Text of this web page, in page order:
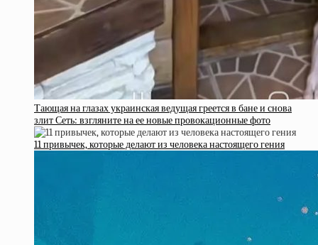
Тающая на глазах украинская ведущая греется в бане и снова
злит Сеть: взгляните на ее новые провокационные фото
11 привычек, которые делают из человека настоящего гения